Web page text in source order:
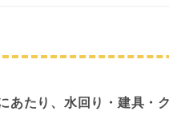
あたり、水回り・建具・